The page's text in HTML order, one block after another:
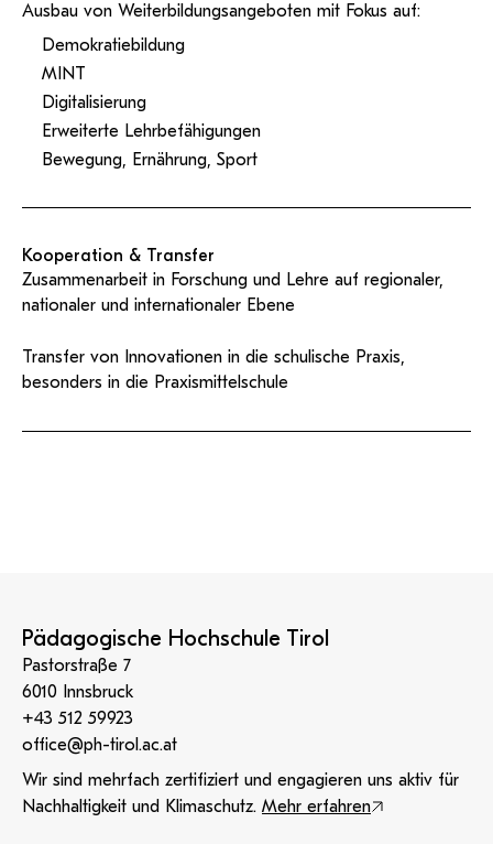
Ausbau von Weiterbildungsangeboten mit Fokus auf:
Demokratiebildung
MINT
Digitalisierung
Erweiterte Lehrbefähigungen
Bewegung, Ernährung, Sport
Kooperation & Transfer
Zusammenarbeit in Forschung und Lehre auf regionaler,
nationaler und internationaler Ebene
Transfer von Innovationen in die schulische Praxis,
besonders in die Praxismittelschule
Pädagogische Hochschule Tirol
Pastorstraße 7
6010 Innsbruck
+43 512 59923
office@ph-tirol.ac.at
Wir sind mehrfach zertifiziert und engagieren uns aktiv für
Nachhaltigkeit und Klimaschutz. Mehr erfahren